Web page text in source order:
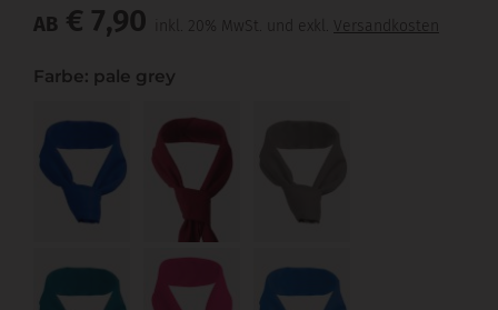
AB € 7,90 inkl. 20% MwSt. und exkl. Versandkosten
Farbe: pale grey